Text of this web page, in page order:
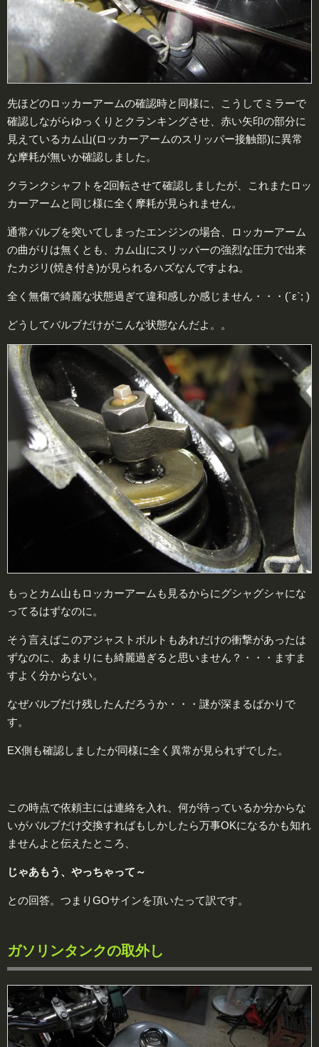
先ほどのロッカーアームの確認時と同様に、こうしてミラーで
確認しながらゆっくりとクランキングさせ、赤い矢印の部分に
見えているカム山(ロッカーアームのスリッパー接触部)に異常
な摩耗が無いか確認しました。
クランクシャフトを2回転させて確認しましたが、これまたロッ
カーアームと同じ様に全く摩耗が見られません。
通常バルブを突いてしまったエンジンの場合、ロッカーアーム
の曲がりは無くとも、カム山にスリッパーの強烈な圧力で出来
たカジリ(焼き付き)が見られるハズなんですよね。
全く無傷で綺麗な状態過ぎて違和感しか感じません・・・(´ε`; )
どうしてバルブだけがこんな状態なんだよ。。
もっとカム山もロッカーアームも見るからにグシャグシャにな
ってるはずなのに。
そう言えばこのアジャストボルトもあれだけの衝撃があったは
ずなのに、あまりにも綺麗過ぎると思いません？・・・ますま
すよく分からない。
なぜバルブだけ残したんだろうか・・・謎が深まるばかりで
す。
EX側も確認しましたが同様に全く異常が見られずでした。
この時点で依頼主には連絡を入れ、何が待っているか分からな
いがバルブだけ交換すればもしかしたら万事OKになるかも知れ
ませんよと伝えたところ、
じゃあもう、やっちゃって～
との回答。つまりGOサインを頂いたって訳です。
ガソリンタンクの取外し